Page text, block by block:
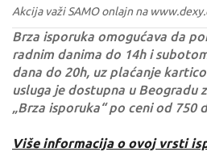
Akcija važi SAMO onlajn na
Brza isporuka omogućava da
radnim danima do 14h i
dana do 20h, uz plaćanje
usluga je dostupna u Beogradu
„Brza isporuka“ po ceni od 750
Više informacija o ovoj vrsti